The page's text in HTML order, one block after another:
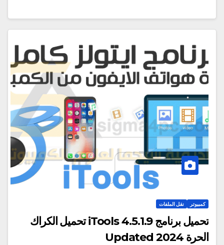
كمبيوتر نقل الملفات
تحميل برنامج iTools 4.5.1.9 تحميل الكراك
الحرة Updated 2024